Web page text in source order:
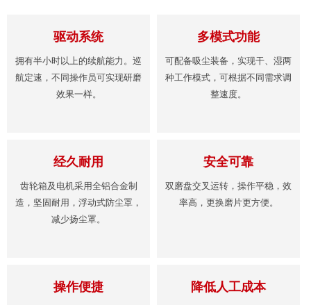
驱动系统
拥有半小时以上的续航能力。巡
航定速，不同操作员可实现研磨
效果一样。
多模式功能
可配备吸尘装备，实现干、湿两
种工作模式，可根据不同需求调
整速度。
经久耐用
齿轮箱及电机采用全铝合金制
造，坚固耐用，浮动式防尘罩，
减少扬尘罩。
安全可靠
双磨盘交叉运转，操作平稳，效
率高，更换磨片更方便。
操作便捷 降低人工成本